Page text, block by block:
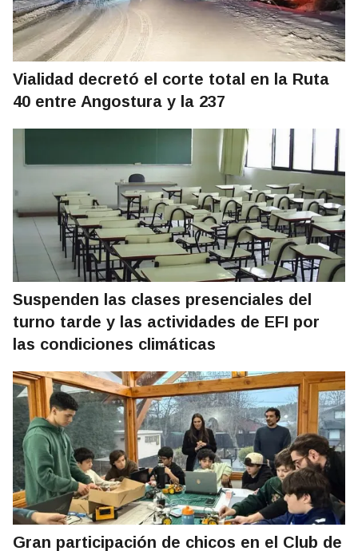
Vialidad decretó el corte total en la Ruta
40 entre Angostura y la 237
Suspenden las clases presenciales del
turno tarde y las actividades de EFI por
las condiciones climáticas
Gran participación de chicos en el Club de